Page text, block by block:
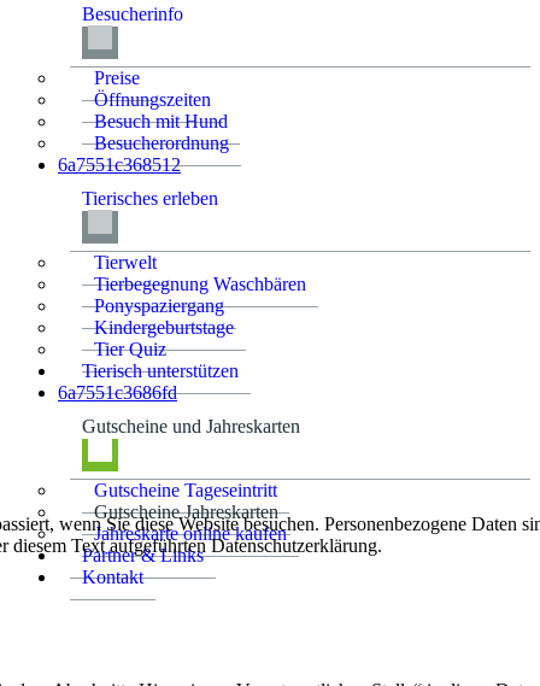
Besucherinfo
Preise
Öffnungszeiten
Besuch mit Hund
Besucherordnung
6a7551c368512
Tierisches erleben
Tierwelt
Tierbegegnung Waschbären
Ponyspaziergang
Kindergeburtstage
Tier Quiz
Tierisch unterstützen
6a7551c3686fd
Gutscheine und Jahreskarten
Gutscheine Tageseintritt
Gutscheine Jahreskarten
Jahreskarte online kaufen
Partner & Links
Kontakt
wenn Sie diese Website besuchen. Personenbezogene Daten
Text aufgeführten Datenschutzerklärung.